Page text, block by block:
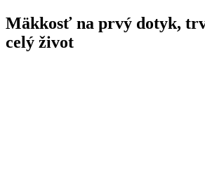
Mäkkosť na prvý dotyk,
celý život